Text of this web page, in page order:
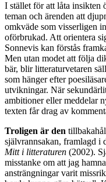
I stället för att låta insikten
teman och ärenden att
omkväde som visserligen
oförbrukad. Att orientera
Sonnevis kan förstås
Men utan modet att följa
bär, blir litteraturvetaren
som hänger efter
utvikningar. När
ambitioner eller meddelar
texten får drag av
Troligen är den
självrannsakan, framlagd i
Mitt i litteraturen (2002).
misstanke om att jag
ansträngningar varit